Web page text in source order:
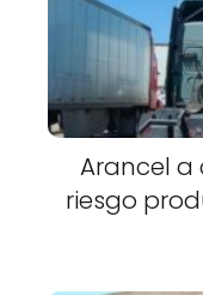
Arancel a
riesgo